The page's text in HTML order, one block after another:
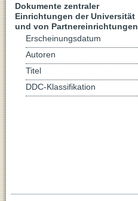
Dokumente zentraler
Einrichtungen der Universität
und von Partnereinrichtungen
Erscheinungsdatum
Autoren
Titel
DDC-Klassifikation